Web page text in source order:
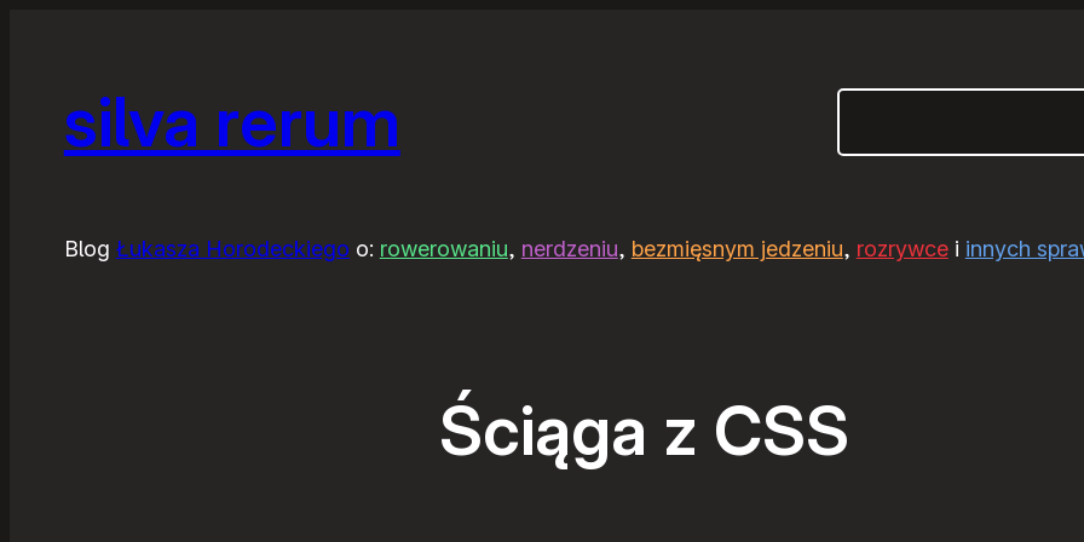
silva rerum
Blog Łukasza Horodeckiego o: rowerowaniu, nerdzeniu, bezmięsnym jedzeniu, rozrywcei innych
Ściąga z CSS